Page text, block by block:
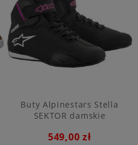
Buty Alpinestars Stella
SEKTOR damskie
549,00 zł